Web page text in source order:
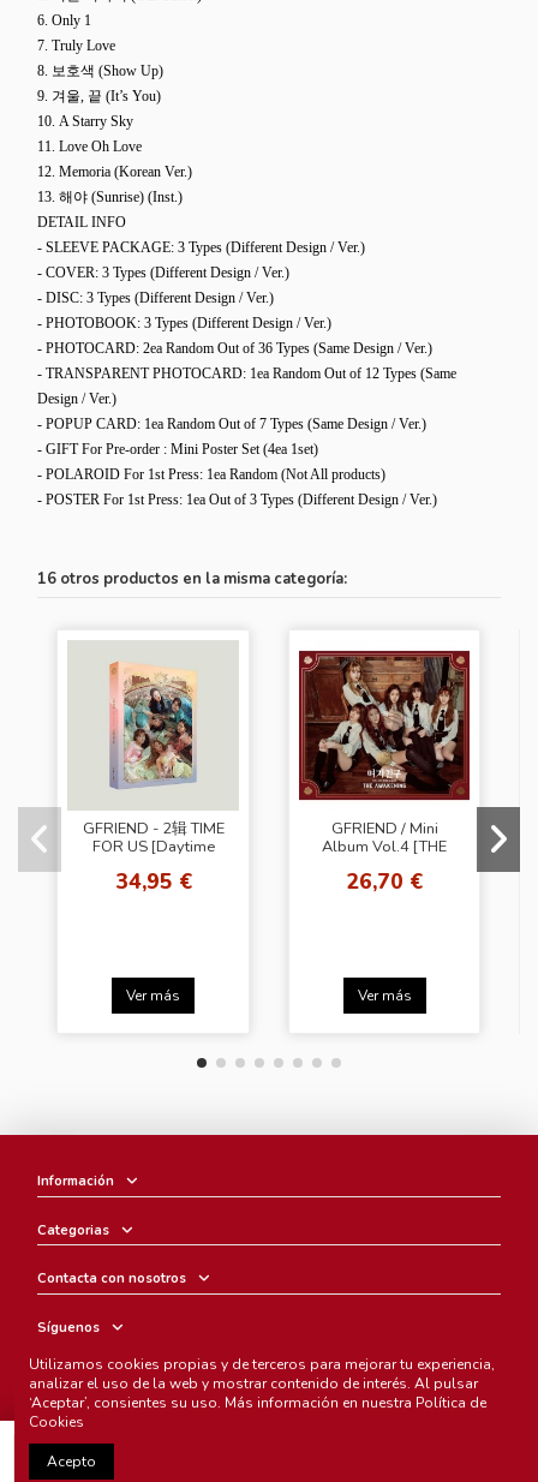
6. Only 1
7. Truly Love
8. 보호색 (Show Up)
9. 겨울, 끝 (It’s You)
10. A Starry Sky
11. Love Oh Love
12. Memoria (Korean Ver.)
13. 해야 (Sunrise) (Inst.)
DETAIL INFO
- SLEEVE PACKAGE: 3 Types (Different Design / Ver.)
- COVER: 3 Types (Different Design / Ver.)
- DISC: 3 Types (Different Design / Ver.)
- PHOTOBOOK: 3 Types (Different Design / Ver.)
- PHOTOCARD: 2ea Random Out of 36 Types (Same Design / Ver.)
- TRANSPARENT PHOTOCARD: 1ea Random Out of 12 Types (Same
Design / Ver.)
- POPUP CARD: 1ea Random Out of 7 Types (Same Design / Ver.)
- GIFT For Pre-order : Mini Poster Set (4ea 1set)
- POLAROID For 1st Press: 1ea Random (Not All products)
- POSTER For 1st Press: 1ea Out of 3 Types (Different Design / Ver.)
16 otros productos en la misma categoría:
GFRIEND - 2辑 TIME
FOR US [Daytime
34,95 €
Ver más
GFRIEND / Mini
Album Vol.4 [THE
ver.)
26,70 €
Ver más
Información
Categorias
Contacta con nosotros
Síguenos
Boletín
Chunichi Comics
Utilizamos cookies propias y de terceros para mejorar tu experiencia,
analizar el uso de la web y mostrar contenido de interés. Al pulsar
‘Aceptar’, consientes su uso. Más información en nuestra Política de
Cookies
Acepto